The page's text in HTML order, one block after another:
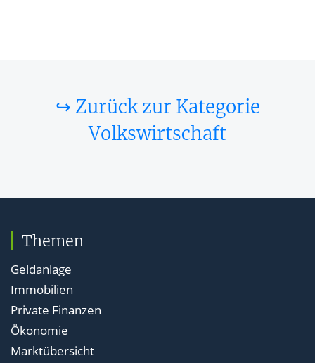
↪ Zurück zur Kategorie
Volkswirtschaft
Themen
Geldanlage
Immobilien
Private Finanzen
Ökonomie
Marktübersicht